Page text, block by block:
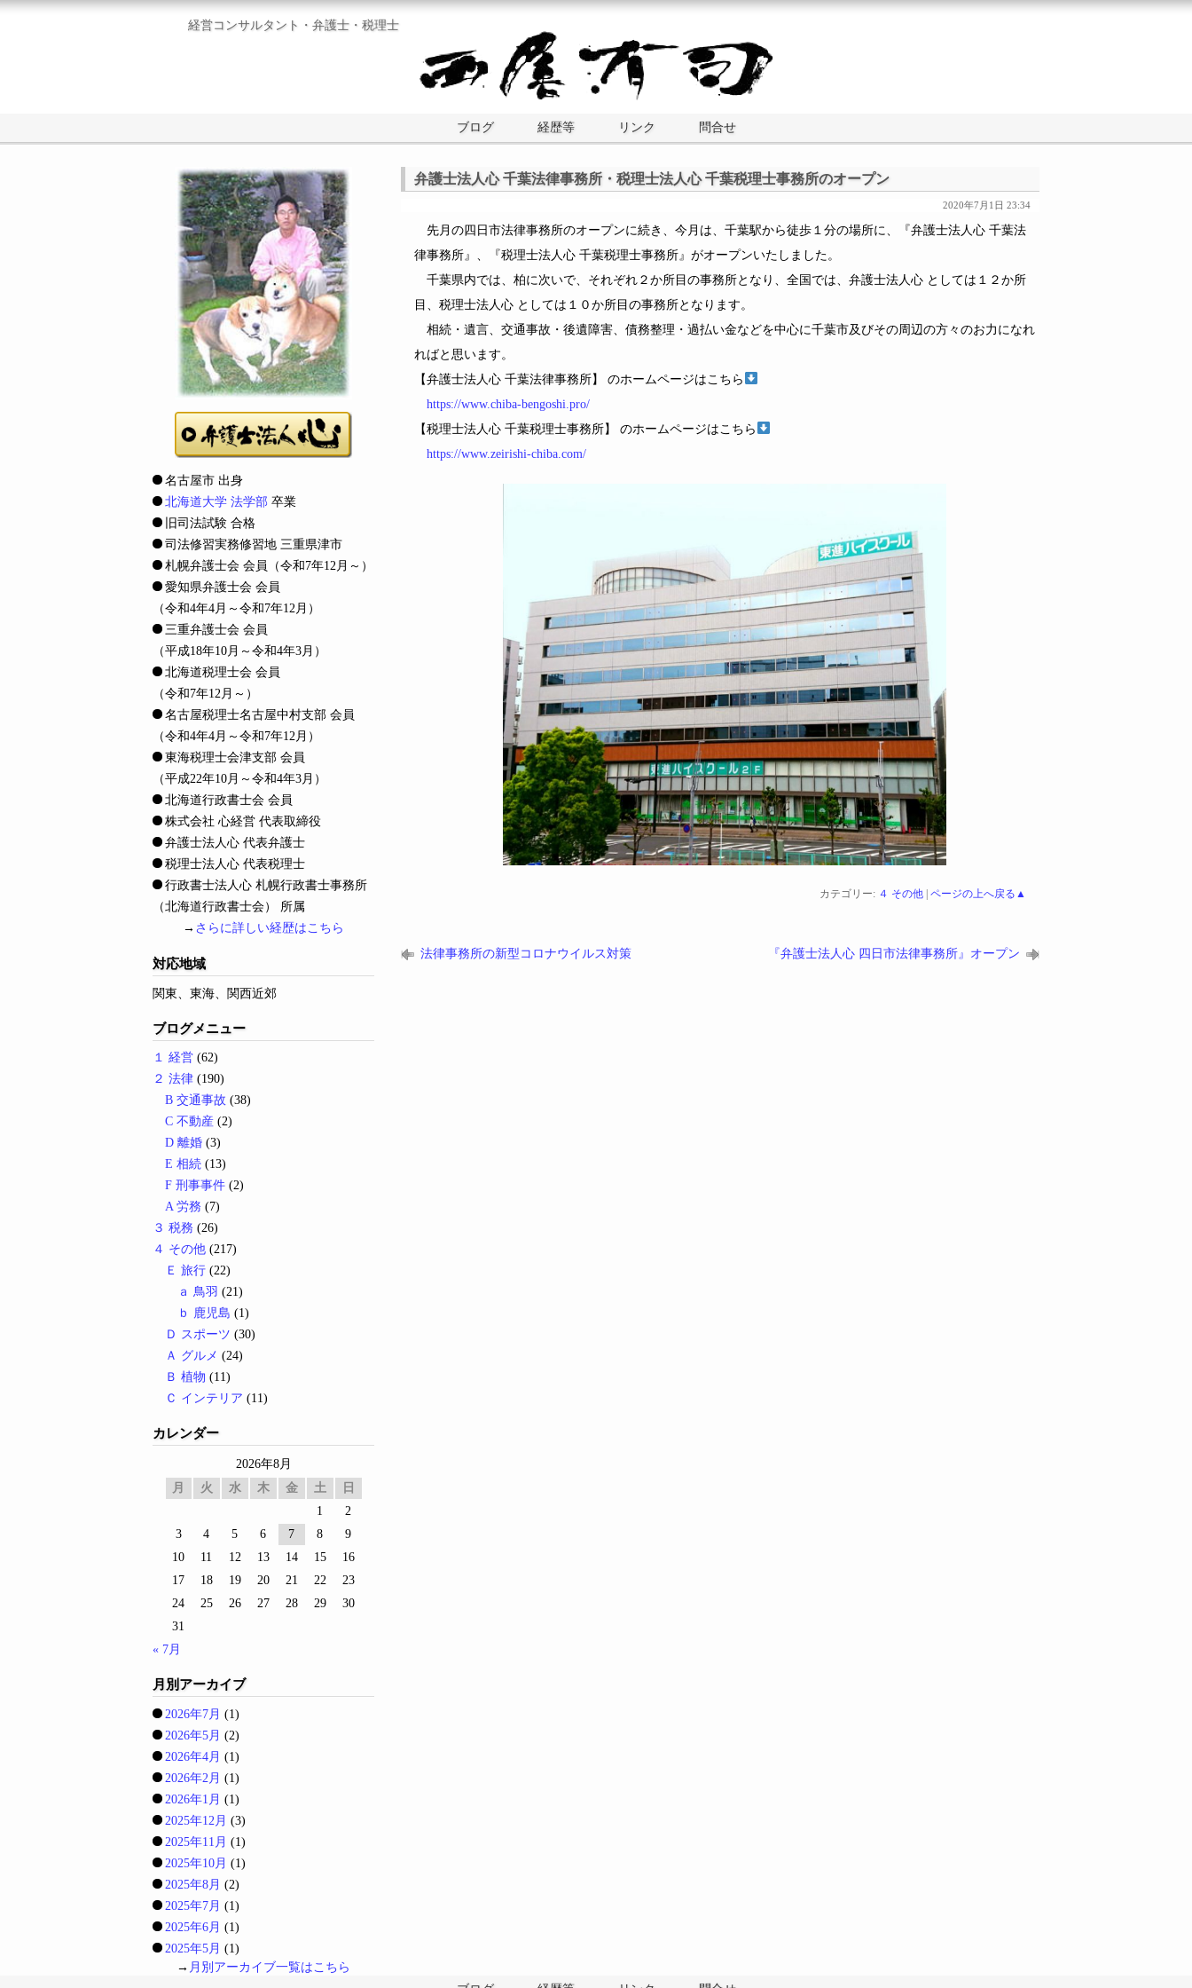
経営コンサルタント・弁護士・税理士
ブログ 経歴等 リンク 問合せ
弁護士法人心 千葉法律事務所・税理士法人心 千葉税理士事務所のオープン
2020年7月1日 23:34
先月の四日市法律事務所のオープンに続き、今月は、千葉駅から徒歩１分の場所に、『弁護士法人心 千葉法
律事務所』、『税理士法人心 千葉税理士事務所』がオープンいたしました。
千葉県内では、柏に次いで、それぞれ２か所目の事務所となり、全国では、弁護士法人心 としては１２か所
目、税理士法人心 としては１０か所目の事務所となります。
相続・遺言、交通事故・後遺障害、債務整理・過払い金などを中心に千葉市及びその周辺の方々のお力になれ
ればと思います。
【弁護士法人心 千葉法律事務所】 のホームページはこちら
https://www.chiba-bengoshi.pro/
【税理士法人心 千葉税理士事務所】 のホームページはこちら
https://www.zeirishi-chiba.com/
カテゴリー: ４ その他 ページの上へ戻る▲
法律事務所の新型コロナウイルス対策 『弁護士法人心 四日市法律事務所』オープン
名古屋市 出身
北海道大学 法学部 卒業
旧司法試験 合格
司法修習実務修習地 三重県津市
札幌弁護士会 会員
（令和7年12月～）
愛知県弁護士会 会員
（令和4年4月～令和7年12月）
三重弁護士会 会員
（平成18年10月～令和4年3月）
北海道税理士会 会員
（令和7年12月～）
名古屋税理士名古屋中村支部 会員
（令和4年4月～令和7年12月）
東海税理士会津支部 会員
（平成22年10月～令和4年3月）
北海道行政書士会 会員
株式会社 心経営 代表取締役
弁護士法人心 代表弁護士
税理士法人心 代表税理士
行政書士法人心 札幌行政書士事務所
（北海道行政書士会） 所属
→ さらに詳しい経歴はこちら
対応地域
関東、東海、関西近郊
ブログメニュー
１ 経営 (62)
２ 法律 (190)
B 交通事故 (38)
C 不動産 (2)
D 離婚 (3)
E 相続 (13)
F 刑事事件 (2)
A 労務 (7)
３ 税務 (26)
４ その他 (217)
Ｅ 旅行 (22)
ａ 鳥羽 (21)
ｂ 鹿児島 (1)
Ｄ スポーツ (30)
Ａ グルメ (24)
Ｂ 植物 (11)
Ｃ インテリア (11)
カレンダー
2026年8月
月
火 水 木 金 土
日
1
2
3
4 5 6 7 8
9
10
11 12 13 14 15
16
17
18 19 20 21 22
23
24
25 26 27 28 29
30
31
« 7月
月別アーカイブ
2026年7月 (1)
2026年5月 (2)
2026年4月 (1)
2026年2月 (1)
2026年1月 (1)
2025年12月 (3)
2025年11月 (1)
2025年10月 (1)
2025年8月 (2)
2025年7月 (1)
2025年6月 (1)
2025年5月 (1)
→ 月別アーカイブ一覧はこちら